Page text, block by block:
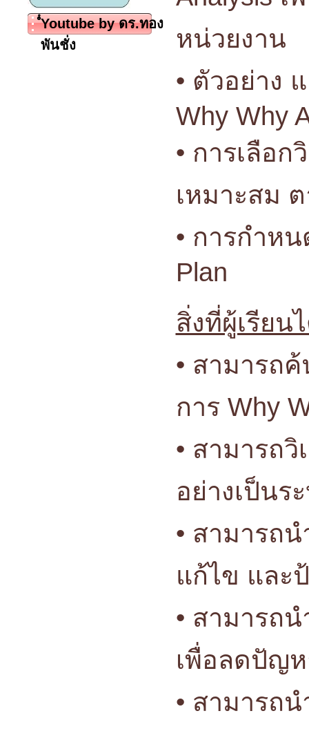
ํํYoutube by ดร.ทอง
พันชั่ง
หน่วยงาน
• ตัวอย่าง
Why Why
• การเลือ
เหมาะสม
• การกำห
Plan
สิ่งที่ผู้เรียน
• สามารถ
การ Why
• สามารถ
อย่างเป็นร
• สามารถ
แก้ไข และ
• สามารถ
เพื่อลดปัญ
• สามารถ